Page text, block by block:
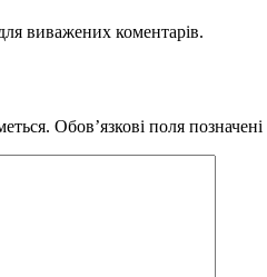
виважених коментарів.
Обов’язкові поля позначені